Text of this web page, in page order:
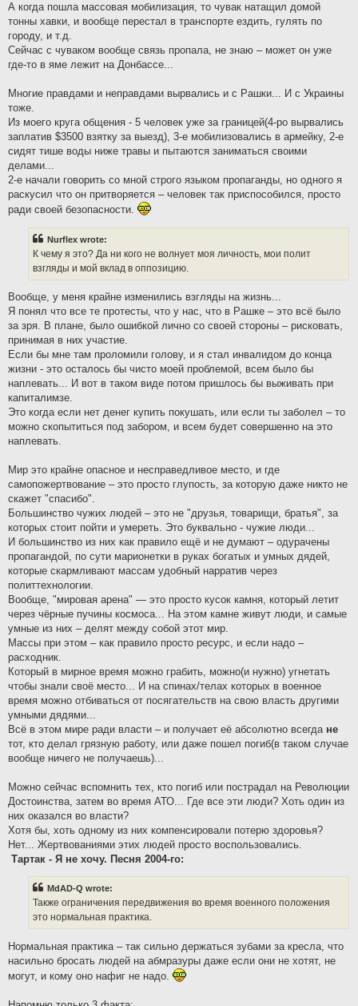
А когда пошла массовая мобилизация, то чувак натащил домой
тонны хавки, и вообще перестал в транспорте ездить, гулять по
городу, и т.д.
Сейчас с чуваком вообще связь пропала, не знаю – может он уже
где-то в яме лежит на Донбассе...
Многие правдами и неправдами вырвались и с Рашки... И с Украины
тоже.
Из моего круга общения - 5 человек уже за границей(4-ро вырвались
заплатив $3500 взятку за выезд), 3-е мобилизовались в армейку, 2-е
сидят тише воды ниже травы и пытаются заниматься своими
делами...
2-е начали говорить со мной строго языком пропаганды, но одного я
раскусил что он притворяется – человек так приспособился, просто
ради своей безопасности.
Nurflex wrote:
К чему я это? Да ни кого не волнует моя личность, мои полит
взгляды и мой вклад в оппозицию.
Вообще, у меня крайне изменились взгляды на жизнь...
Я понял что все те протесты, что у нас, что в Рашке – это всё было
за зря. В плане, было ошибкой лично со своей стороны – рисковать,
принимая в них участие.
Если бы мне там проломили голову, и я стал инвалидом до конца
жизни - это осталось бы чисто моей проблемой, всем было бы
наплевать... И вот в таком виде потом пришлось бы выживать при
капиталимзе.
Это когда если нет денег купить покушать, или если ты заболел – то
можно скопытиться под забором, и всем будет совершенно на это
наплевать.
Мир это крайне опасное и несправедливое место, и где
самопожертвование – это просто глупость, за которую даже никто не
скажет "спасибо".
Большинство чужих людей – это не "друзья, товарищи, братья", за
которых стоит пойти и умереть. Это буквально - чужие люди...
И большинство из них как правило ещё и не думают – одурачены
пропагандой, по сути марионетки в руках богатых и умных дядей,
которые скармливают массам удобный нарратив через
политтехнологии.
Вообще, "мировая арена" — это просто кусок камня, который летит
через чёрные пучины космоса... На этом камне живут люди, и самые
умные из них – делят между собой этот мир.
Массы при этом – как правило просто ресурс, и если надо –
расходник.
Который в мирное время можно грабить, можно(и нужно) угнетать
чтобы знали своё место... И на спинах/телах которых в военное
время можно отбиваться от посягательств на свою власть другими
умными дядями...
Всё в этом мире ради власти – и получает её абсолютно всегда не
тот, кто делал грязную работу, или даже пошел погиб(в таком случае
вообще ничего не получаешь)...
Можно сейчас вспомнить тех, кто погиб или пострадал на Революции
Достоинства, затем во время АТО... Где все эти люди? Хоть один из
них оказался во власти?
Хотя бы, хоть одному из них компенсировали потерю здоровья?
Нет... Жертвованиями этих людей просто воспользовались.
Тартак - Я не хочу. Песня 2004-го:
MdAD-Q wrote:
Также ограничения передвижения во время военного положения
это нормальная практика.
Нормальная практика – так сильно держаться зубами за кресла, что
насильно бросать людей на абмразуры даже если они не хотят, не
могут, и кому оно нафиг не надо.